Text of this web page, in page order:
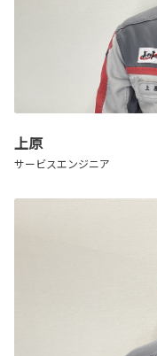
上原
サービスエンジニア